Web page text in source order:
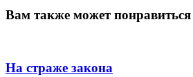
Вам также может понравиться
На страже закона